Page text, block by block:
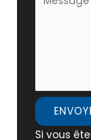
Si vous